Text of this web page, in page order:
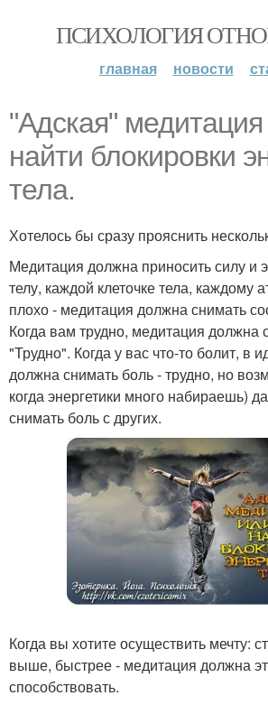
ПСИХОЛОГИЯ
главная новости
"Адская" медитация
найти блокировки
тела.
Хотелось бы сразу прояснить
Медитация должна приносить силу и
телу, каждой клеточке тела, каждому
плохо - медитация должна снимать
Когда вам трудно, медитация должна
"Трудно". Когда у вас что-то болит, в
должна снимать боль - трудно, но
когда энергетики много набираешь)
снимать боль с других.
Когда вы хотите осуществить мечту:
выше, быстрее - медитация должна
способствовать.